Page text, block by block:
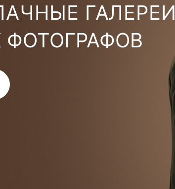
ГАЛЕРЕИ